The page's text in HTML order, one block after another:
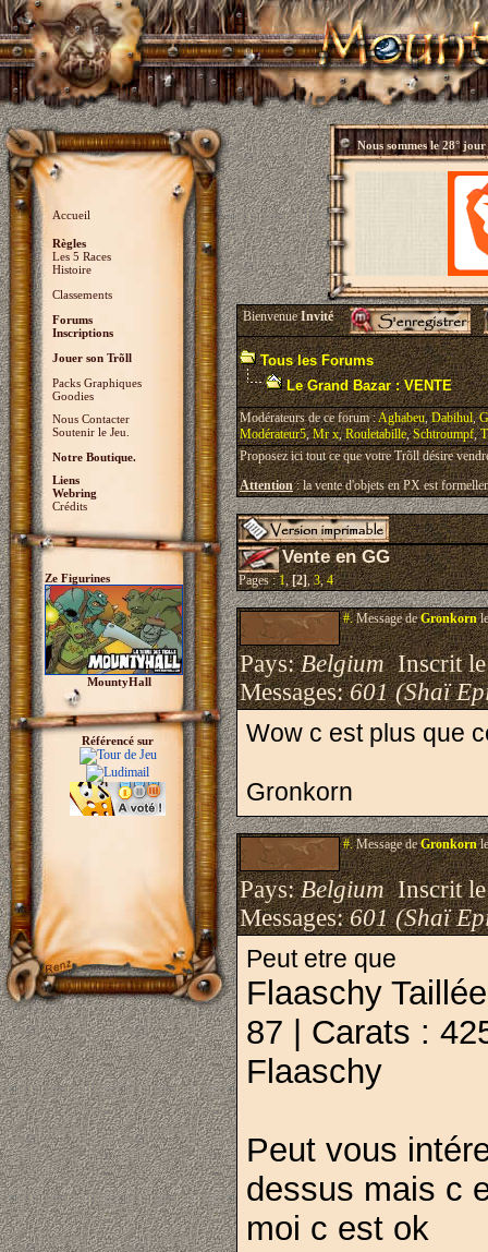
Accueil
Règles
Les 5 Races
Histoire
Classements
Forums
Inscriptions
Jouer son Trõll
Packs Graphiques
Goodies
Nous Contacter
Soutenir le Jeu.
Notre Boutique.
Liens
Webring
Crédits
Ze Figurines
MountyHall
Référencé sur
Nous sommes le28° jour
BienvenueInvité
Tous les Forums
Le Grand Bazar : VENTE
Modérateurs de ce forum :Aghabeu,Dabihul,
Modérateur5,Mr x,Rouletabille,Schtroumpf,
Proposez ici tout ce que votre Trõll désire
Attention: la vente d'objets en PX est
Vente en GG
Pages :1,[2],3,4
#.Message deGronkorn
Pays:BelgiumInscrit
Messages:601 (Shaï
Wow c est plus que
Gronkorn
#.Message deGronkorn
Pays:BelgiumInscrit
Messages:601 (Shaï
Peut etre que
Flaaschy
87 | Carats :
Flaaschy
Peut vous
dessus mais c
moi c est ok